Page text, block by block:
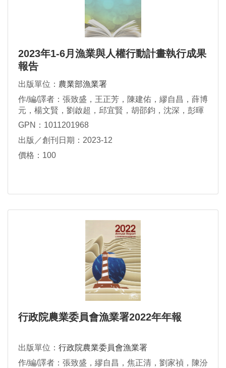
2023年1-6月漁業與人權行動計畫執行成果
報告
出版單位： 農業部漁業署
作/編/譯者：張致盛，王正芳，陳建佑，繆自昌，薛博
元，楊文賢，劉啟超，邱宜賢，胡邵鈞，沈深，彭暉
閔，林奕志，邱煥育，鍾雅欣，楊庭婷，洪婕芳，陳
GPN：1011201968
出版／創刊日期：2023-12
價格：100
行政院農業委員會漁業署2022年年報
出版單位： 行政院農業委員會漁業署
作/編/譯者：張致盛，繆自昌，焦正清，劉家禎，陳汾